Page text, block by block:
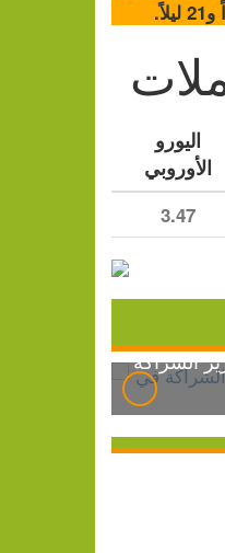
اليورو
الأوروبي
3.47
الشراكة